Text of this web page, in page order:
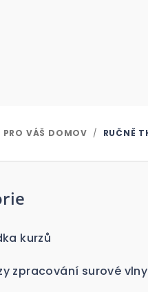
PRO VÁŠ DOMOV / RUČNĚ
kurzů
zpracování surové vlny